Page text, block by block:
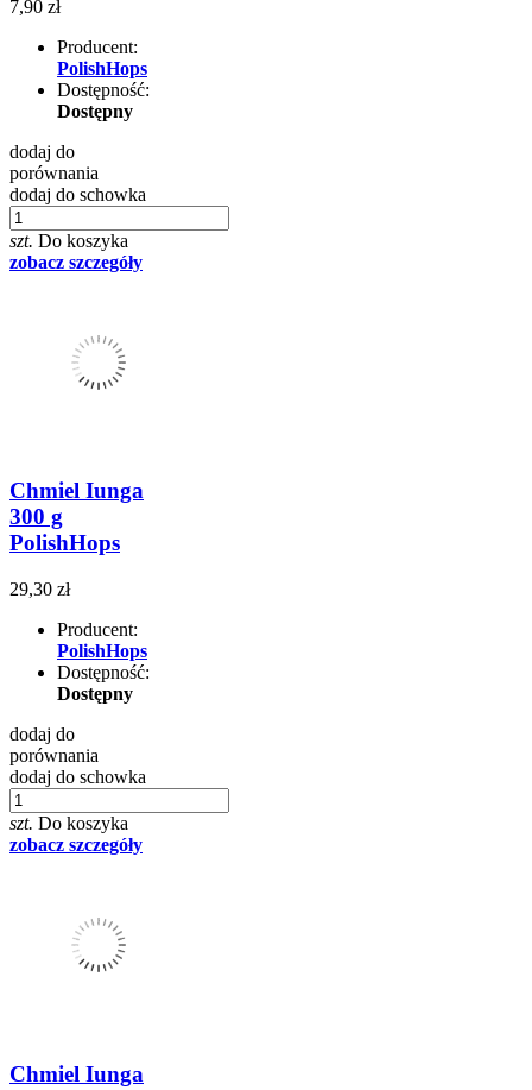
7,90 zł
Producent:
PolishHops
Dostępność:
Dostępny
dodaj do
porównania
dodaj do schowka
szt. Do koszyka
zobacz szczegóły
Chmiel Iunga
300 g
PolishHops
29,30 zł
Producent:
PolishHops
Dostępność:
Dostępny
dodaj do
porównania
dodaj do schowka
szt. Do koszyka
zobacz szczegóły
Chmiel Iunga